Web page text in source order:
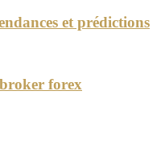
et prédictions
forex